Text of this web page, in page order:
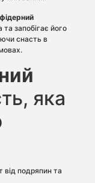
фідерний
запобігає його
снасть в
яка
від подряпин та